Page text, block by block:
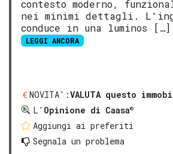
contesto moderno,
nei minimi dettagli.
conduce in una luminos […]
LEGGI ANCORA
NOVITA':VALUTA questo
L' Opinione di Caasa®
Aggiungi ai preferiti
Segnala un problema